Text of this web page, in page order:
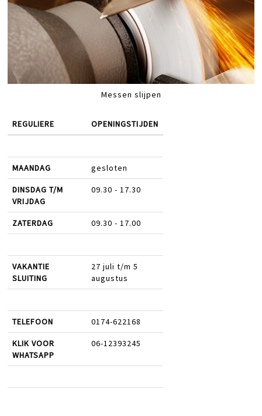
Messen slijpen
REGULIERE OPENINGSTIJDEN
MAANDAG gesloten
DINSDAG T/M
VRIJDAG
09.30 - 17.30
ZATERDAG 09.30 - 17.00
VAKANTIE
SLUITING
27 juli t/m 5
augustus
TELEFOON 0174-622168
KLIK VOOR
WHATSAPP
06-12393245